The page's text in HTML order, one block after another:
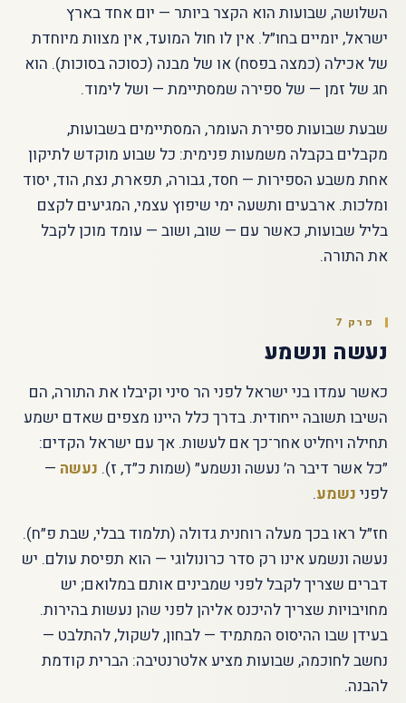
השלושה, שבועות הוא הקצר ביותר — יום אחד בארץ
ישראל, יומיים בחו״ל. אין לו חול המועד, אין מצוות מיוחדת
של אכילה (כמצה בפסח) או של מבנה (כסוכה בסוכות). הוא
חג של זמן — של ספירה שמסתיימת — ושל לימוד.
שבעת שבועות ספירת העומר, המסתיימים בשבועות,
מקבלים בקבלה משמעות פנימית: כל שבוע מוקדש לתיקון
אחת משבע הספירות — חסד, גבורה, תפארת, נצח, הוד, יסוד
ומלכות. ארבעים ותשעה ימי שיפוץ עצמי, המגיעים לקצם
בליל שבועות, כאשר עם — שוב, ושוב — עומד מוכן לקבל
את התורה.
פרק 7
נעשה ונשמע
כאשר עמדו בני ישראל לפני הר סיני וקיבלו את התורה, הם
השיבו תשובה ייחודית. בדרך כלל היינו מצפים שאדם ישמע
תחילה ויחליט אחר־כך אם לעשות. אך עם ישראל הקדים:
״כל אשר דיבר ה׳ נעשה ונשמע״ (שמות כ״ד, ז). נעשה —
לפני נשמע.
חז״ל ראו בכך מעלה רוחנית גדולה (תלמוד בבלי, שבת פ״ח).
נעשה ונשמע אינו רק סדר כרונולוגי — הוא תפיסת עולם. יש
דברים שצריך לקבל לפני שמבינים אותם במלואם; יש
מחויבויות שצריך להיכנס אליהן לפני שהן נעשות בהירות.
בעידן שבו ההיסוס המתמיד — לבחון, לשקול, להתלבט —
נחשב לחוכמה, שבועות מציע אלטרנטיבה: הברית קודמת
להבנה.